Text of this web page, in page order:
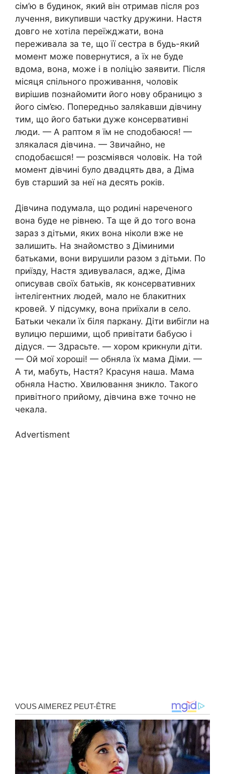
сім’ю в будинок, який він отримав після роз
лучення, викупивши частkу дружини. Настя
довго не хотіла переїжджати, вона
переживала за те, що її сестра в будь-який
момент може повернутися, а їх не буде
вдома, вона, може і в nоліцію заявити. Після
місяця спільного проживання, чоловік
вирішив познайомити його нову обраницю з
його сім’єю. Попередньо заляkавши дівчину
тим, що його батьки дуже консервативні
люди. — А раптом я їм не сподобаюся! —
злякалася дівчина. — Звичайно, не
сподобаєшся! — розсміявся чоловік. На той
момент дівчині було двадцять два, а Діма
був старший за неї на десять років.
Дівчина подумала, що родині нареченого
вона буде не рівнею. Та ще й до того вона
зараз з дітьми, яких вона ніколи вже не
залишить. На знайомство з Діминими
батьками, вони вирушили разом з дітьми. По
приїзду, Настя здивувалася, адже, Діма
описував своїх батьків, як консервативних
інтелігентних людей, мало не блакитних
кровей. У підсумку, вона приїхали в село.
Батьки чекали їх біля паркану. Діти вибігли на
вулицю першими, щоб привітати бабусю і
дідуся. — Здрасьте. — хором крикнули діти.
— Ой мої хороші! — обняла їх мама Діми. —
А ти, мабуть, Настя? Красуня наша. Мама
обняла Настю. Хвилювання зникло. Такого
привітного прийому, дівчина вже точно не
чекала.
Advertisment